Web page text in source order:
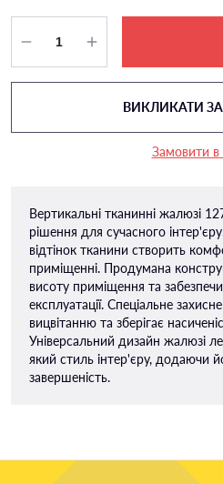
ВИКЛИКАТИ
Замовити в
Вертикальні тканинні жалюзі
рішення для сучасного
відтінок тканини створить
приміщенні. Продумана
висоту приміщення та
експлуатації. Спеціальне
вицвітанню та зберігає
Універсальний дизайн жалюзі
який стиль інтер'єру, додаючи
завершеність.